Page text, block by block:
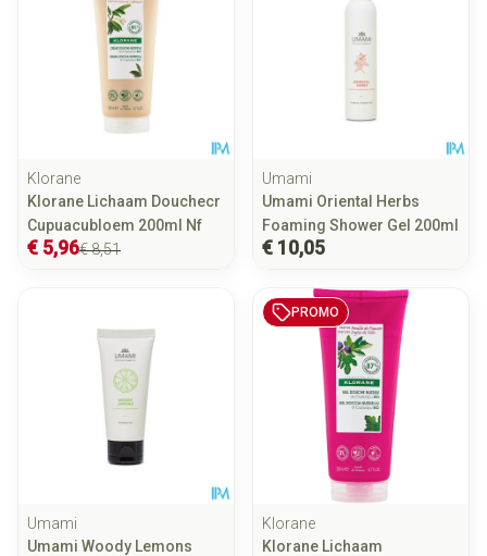
Klorane
Klorane Lichaam Douchecr
Cupuacubloem 200ml Nf
€ 8,51
€ 5,96
Umami
Umami Oriental Herbs
Foaming Shower Gel 200ml
€ 10,05
Umami
Umami Woody Lemons
PROMO
Klorane
Klorane Lichaam